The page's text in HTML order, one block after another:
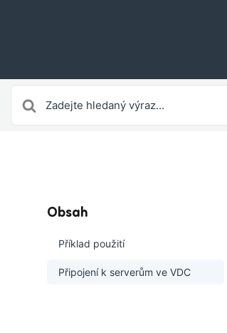
For
Obsah
Příklad použití
Připojení k serverům ve VDC